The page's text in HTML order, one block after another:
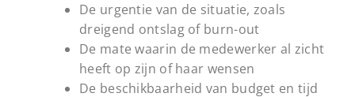
De urgentie van de situatie, zoals
dreigend ontslag of burn-out
De mate waarin de medewerker al zicht
heeft op zijn of haar wensen
De beschikbaarheid van budget en tijd